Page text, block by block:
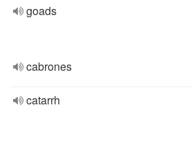
goads
cabrones
catarrh